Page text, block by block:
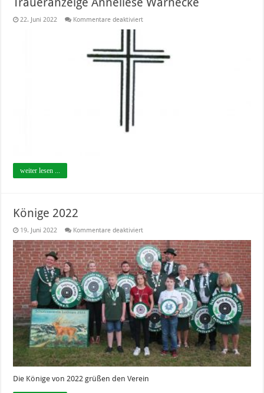
22. Juni 2022 Kommentare deaktiviertfür
weiter lesen ...
Könige 2022
19. Juni 2022 Kommentare deaktiviertfür
2022
Die Könige von 2022 grüßen den Verein